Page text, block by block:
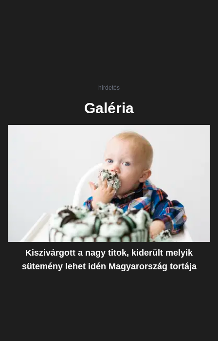
hirdetés
Galéria
Kiszivárgott a nagy titok, kiderült melyik
sütemény lehet idén Magyarország tortája